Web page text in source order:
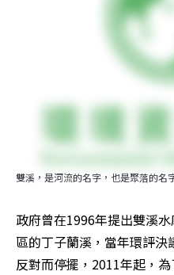
雙溪，是河流的名字，也是聚落的名
政府曾在1996年提出雙溪
區的丁子蘭溪，當年環評
反對而停擺，2011年起，